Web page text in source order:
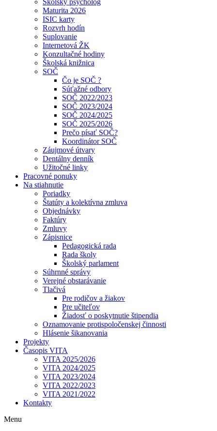
Školský psychológ
Maturita 2026
ISIC karty
Rozvrh hodín
Suplovanie
Internetová ŽK
Konzultačné hodiny
Školská knižnica
SOČ
Čo je SOČ ?
Súťažné odbory
SOČ 2022/2023
SOČ 2023/2024
SOČ 2024/2025
SOČ 2025/2026
Prečo písať SOČ?
Koordinátor SOČ
Záujmové útvary
Dentálny denník
Užitočné linky
Pracovné ponuky
Na stiahnutie
Poriadky
Štatúty a kolektívna zmluva
Objednávky
Faktúry
Zmluvy
Zápisnice
Pedagogická rada
Rada školy
Školský parlament
Súhrnné správy
Verejné obstarávanie
Tlačivá
Pre rodičov a žiakov
Pre učiteľov
Žiadosť o poskytnutie štipendia
Oznamovanie protispoločenskej činnosti
Hlásenie šikanovania
Projekty
Časopis VITA
VITA 2025/2026
VITA 2024/2025
VITA 2023/2024
VITA 2022/2023
VITA 2021/2022
Kontakty
Menu